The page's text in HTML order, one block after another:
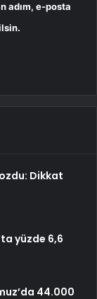
adım, e-posta
Dikkat
yüzde 6,6
44.000